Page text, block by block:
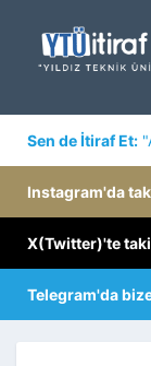
Sen de İtiraf Et:
Instagram'da
X(Twitter)'te
Telegram'da